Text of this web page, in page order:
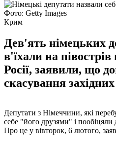
Фото: Getty Images
Крим
Дев'ять німецьких
в'їхали на
Росії, заявили, що
скасування
Депутати з Німеччини, які
себе "його друзями" і пообіцяли
Про це у вівторок, 6 лютого,